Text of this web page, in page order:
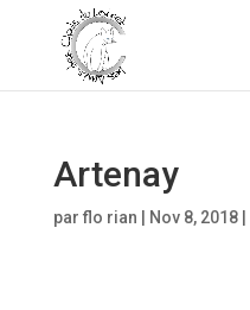
Artenay
par flo rian Nov 8, 2018|